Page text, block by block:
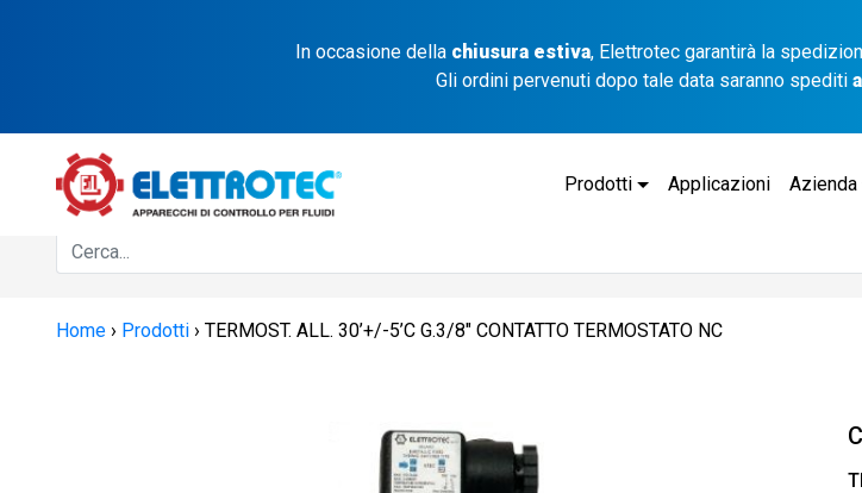
In occasione della chiusura estiva, Elettrotec garantirà la
Gli ordini pervenuti dopo tale data saranno spediti
Prodotti Applicazioni Azienda
Home › Prodotti › TERMOST. ALL. 30’+/-5’C G.3/8″ CONTATTO TERMOSTATO NC